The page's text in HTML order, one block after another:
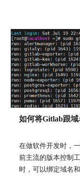
（一）准备工作
根据需求选择镜
GitLab实例内创
享，远程镜像则
同步。另外需要
够推送拉取仓库
GitLab进入控制台
台的相关内容。...
如何将Gitlab跟
在做软件开发时，
前主流的版本控制
时，可以绑定域名